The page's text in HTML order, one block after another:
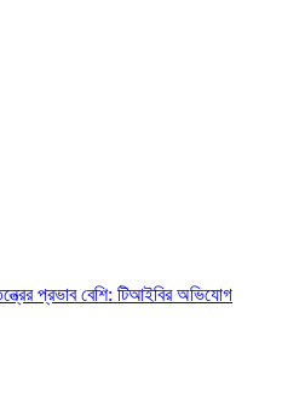
প্রভাব বেশি: টিআইবির অভিযোগ